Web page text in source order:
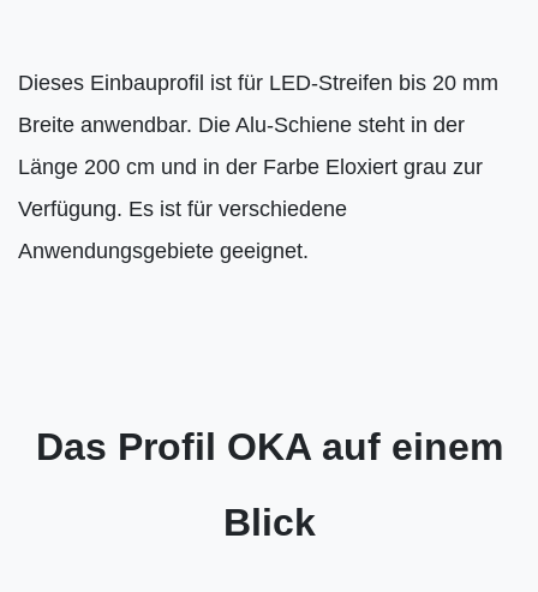
Dieses Einbauprofil ist für LED-Streifen bis 20 mm
Breite anwendbar. Die Alu-Schiene steht in der
Länge 200 cm und in der Farbe Eloxiert grau zur
Verfügung. Es ist für verschiedene
Anwendungsgebiete geeignet.
Das Profil OKA auf einem
Blick